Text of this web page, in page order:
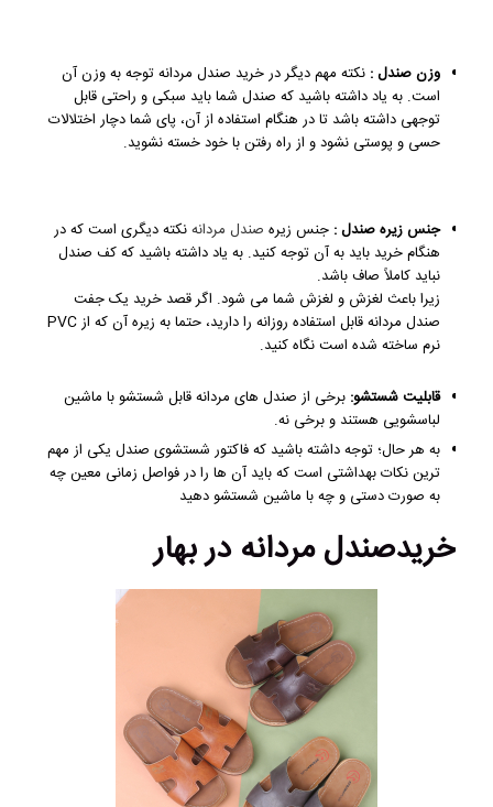
وزن صندل : نکته مهم دیگر در خرید صندل مردانه توجه به وزن آن
است. به یاد داشته باشید که صندل شما باید سبکی و راحتی قابل
توجهی داشته باشد تا در هنگام استفاده از آن، پای شما دچار اختلالات
حسی و پوستی نشود و از راه رفتن با خود خسته نشوید.
جنس زیره صندل : جنس زیره صندل مردانهنکته دیگری است که در
هنگام خرید باید به آن توجه کنید. به یاد داشته باشید که کف صندل
نباید کاملاً صاف باشد.
زیرا باعث لغزش و لغزش شما می شود. اگر قصد خرید یک جفت
صندل مردانه قابل استفاده روزانه را دارید، حتما به زیره آن که از PVC
نرم ساخته شده است نگاه کنید.
قابلیت شستشو: برخی از صندل های مردانه قابل شستشو با ماشین
لباسشویی هستند و برخی نه.
به هر حال؛ توجه داشته باشید که فاکتور شستشوی صندل یکی از مهم
ترین نکات بهداشتی است که باید آن ها را در فواصل زمانی معین چه
به صورت دستی و چه با ماشین شستشو دهید
خریدصندل مردانه در بهار